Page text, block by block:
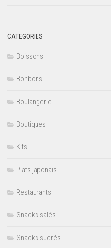
CATEGORIES
Boissons
Bonbons
Boulangerie
Boutiques
Kits
Plats japonais
Restaurants
Snacks salés
Snacks sucrés